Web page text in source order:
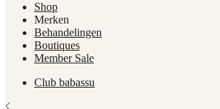
Shop
Merken
Behandelingen
Boutiques
Member Sale
Club babassu